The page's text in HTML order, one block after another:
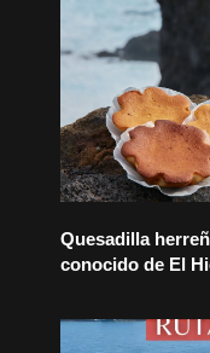
Quesadilla
conocido de El